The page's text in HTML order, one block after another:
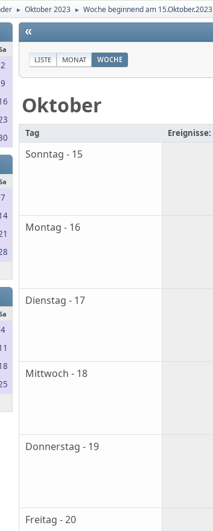
► Oktober 2023 ► Woche beginnend am 15.Oktober.2023
2
9
7
4
«
LISTE MONAT WOCHE
Oktober
Tag Ereignisse:
Sonntag - 15
Montag - 16
Dienstag - 17
Mittwoch - 18
Donnerstag - 19
Freitag - 20